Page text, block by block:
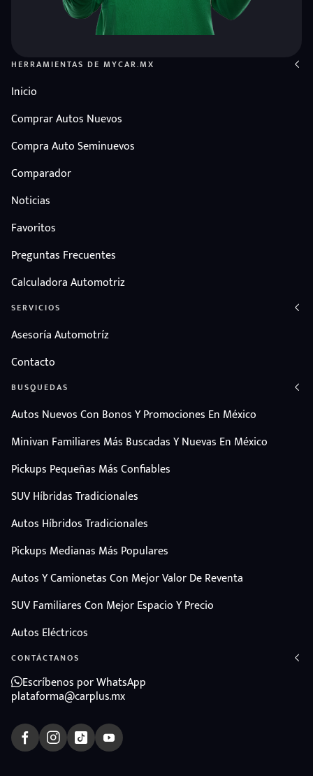
HERRAMIENTAS DE MYCAR.MX
Inicio
Comprar Autos Nuevos
Compra Auto Seminuevos
Comparador
Noticias
Favoritos
Preguntas Frecuentes
Calculadora Automotriz
SERVICIOS
Asesoría Automotríz
Contacto
BUSQUEDAS
Autos Nuevos Con Bonos Y Promociones En México
Minivan Familiares Más Buscadas Y Nuevas En México
Pickups Pequeñas Más Confiables
SUV Híbridas Tradicionales
Autos Híbridos Tradicionales
Pickups Medianas Más Populares
Autos Y Camionetas Con Mejor Valor De Reventa
SUV Familiares Con Mejor Espacio Y Precio
Autos Eléctricos
CONTÁCTANOS
Escríbenos por WhatsApp
plataforma@carplus.mx